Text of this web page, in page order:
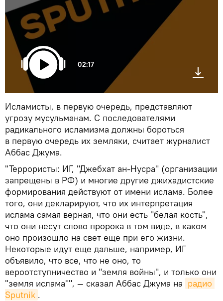
02:17
Исламисты, в первую очередь, представляют
угрозу мусульманам. С последователями
радикального исламизма должны бороться
в первую очередь их земляки, считает журналист
Аббас Джума.
"Террористы: ИГ, "Джебхат ан-Нусра" (организации
запрещены в РФ) и многие другие джихадистские
формирования действуют от имени ислама. Более
того, они декларируют, что их интерпретация
ислама самая верная, что они есть "белая кость",
что они несут слово пророка в том виде, в каком
оно произошло на свет еще при его жизни.
Некоторые идут еще дальше, например, ИГ
объявило, что все, что не оно, то
вероотступничество и "земля войны", и только они
"земля ислама"", — сказал Аббас Джума на радио
Sputnik .